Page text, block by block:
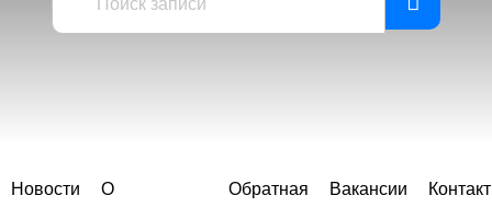
Новости
О
Обратная
Вакансии